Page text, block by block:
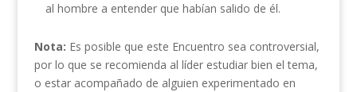
al hombre a entender que habían salido de él.
Nota: Es posible que este Encuentro sea controversial,
por lo que se recomienda al líder estudiar bien el tema,
o estar acompañado de alguien experimentado en